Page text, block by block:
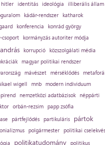
hitler identitás ideológia
illiberális állam
kádár-rendszer
katharok
konferencia
konrád györgy
csoport
kormányzás autoriter módja
korrupció
közszolgálati média
magyar politikai rendszer
mávészet mérséklődés
wigell mnb
modern individuum
nemzetközi adatbázisok
néppárti
orbán-rezsim
papp zsófia
pártfejlődés partikuláris pártok
polgármester
politikai
politikatudomány
politikus